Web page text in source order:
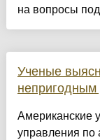
на вопросы
Ученые
непригодным
Американские
управления по